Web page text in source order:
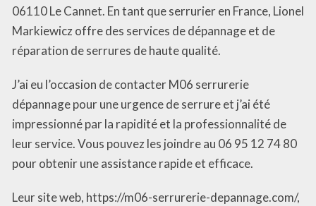
06110 Le Cannet. En tant que serrurier en France, Lionel
Markiewicz offre des services de dépannage et de
réparation de serrures de haute qualité.
J’ai eu l’occasion de contacter M06 serrurerie
dépannage pour une urgence de serrure et j’ai été
impressionné par la rapidité et la professionnalité de
leur service. Vous pouvez les joindre au 06 95 12 74 80
pour obtenir une assistance rapide et efficace.
Leur site web, https://m06-serrurerie-depannage.com/,